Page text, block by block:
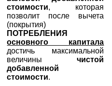
стоимости, которая
позволит после вычета
(покрытия)
ПОТРЕБЛЕНИЯ
основного капитала
достичь максимальной
величинычистой
добавленной
стоимости.